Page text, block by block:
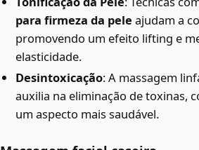
para firmeza da pele ajudam a
promovendo um efeito lifting e
elasticidade.
Desintoxicação: A massagem
auxilia na eliminação de toxinas,
um aspecto mais saudável.